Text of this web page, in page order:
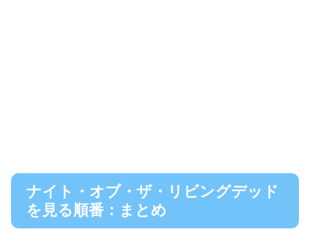
ナイト・オブ・ザ・リビングデッド
を見る順番：まとめ